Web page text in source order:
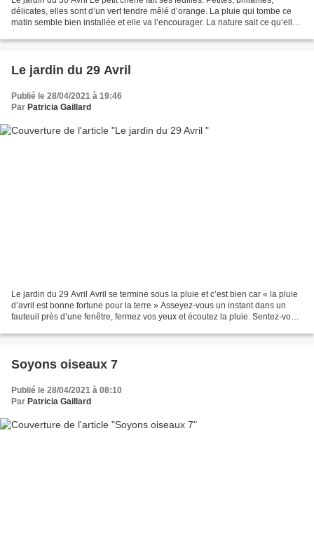
délicates, elles sont d’un vert tendre mêlé d’orange. La pluie qui tombe ce
matin semble bien installée et elle va l’encourager. La nature sait ce qu’elle
Le jardin du 29 Avril
Publié le 28/04/2021 à 19:46
Par Patricia Gaillard
Le jardin du 29 Avril Avril se termine sous la pluie et c’est bien car « la pluie
d’avril est bonne fortune pour la terre » Asseyez-vous un instant dans un
fauteuil près d’une fenêtre, fermez vos yeux et écoutez la pluie. Sentez-vous
Soyons oiseaux 7
Publié le 28/04/2021 à 08:10
Par Patricia Gaillard